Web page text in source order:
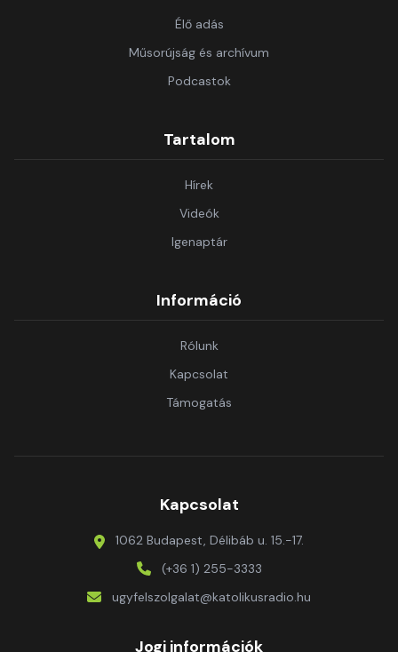
Élő adás
Műsorújság és archívum
Podcastok
Tartalom
Hírek
Videók
Igenaptár
Információ
Rólunk
Kapcsolat
Támogatás
Kapcsolat
1062 Budapest, Délibáb u. 15.-17.
(+36 1) 255-3333
ugyfelszolgalat@katolikusradio.hu
Jogi információk